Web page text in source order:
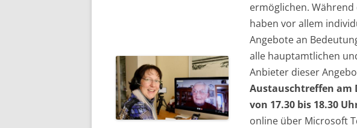
ermöglichen.
haben vor allem
Angebote an
alle hauptamtlichen
Anbieter dieser
Austauschtreffen am
von 17.30 bis 18.30
online über Microsoft